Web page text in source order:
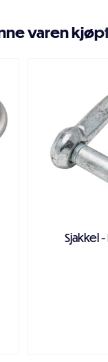
varen
Sjakkel